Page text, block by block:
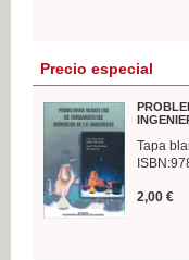
Precio especial
Tapa
2,00 €